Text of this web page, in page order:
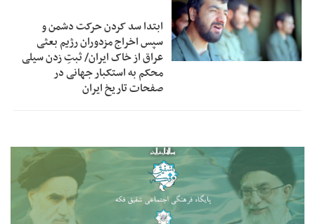
ابتدا سد کردن حرکت دشمن و
سپس اخراج مزدوران رژیم بعثی
عراق از خاک ایران/ ثبتِ زدن سیلی
محکم به استکبار جهانی در
صفحات تاریخ ایران